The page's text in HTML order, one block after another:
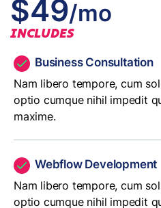
$49/mo
INCLUDES
Business Consultation
Nam libero tempore, cum
optio cumque nihil impedit
maxime.
Webflow Development
Nam libero tempore, cum
optio cumque nihil impedit